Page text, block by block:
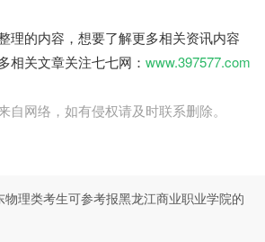
理的内容，想要了解更多相关资讯内容
相关文章关注七七网： www.397577.com
自网络，如有侵权请及时联系删除。
理类考生可参考报黑龙江商业职业学院的